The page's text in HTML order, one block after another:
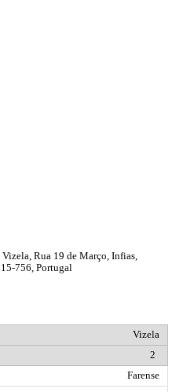
Rua 19 de Março, Infias,
756, Portugal
Vizela
2
Farense